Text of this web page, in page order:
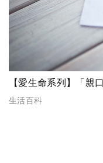
【愛生命系列】「親
生活百科